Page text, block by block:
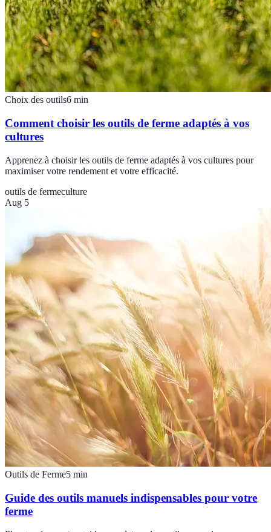
Choix des outils6 min
Comment choisir les outils de ferme adaptés à vos
cultures
Apprenez à choisir les outils de ferme adaptés à vos cultures pour
maximiser votre rendement et votre efficacité.
outils de fermeculture
Aug 5
Outils de Ferme5 min
Guide des outils manuels indispensables pour votre
ferme